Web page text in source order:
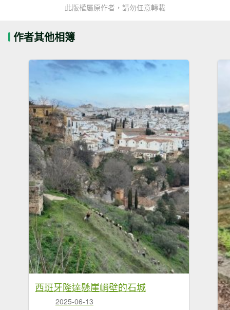
此版權屬原作者，請勿任意轉載
作者其他相簿
西班牙隆達懸崖峭壁的石城
2025-06-13